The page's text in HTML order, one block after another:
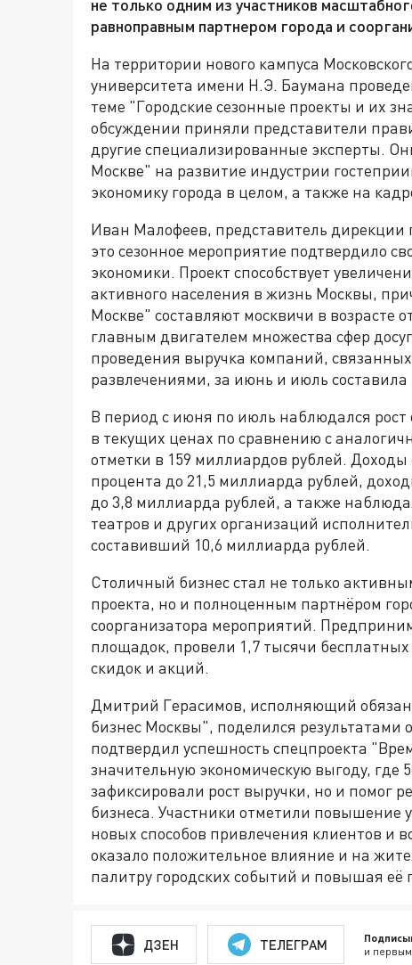
не только одним из участников
равноправным партнером города и
На территории нового кампуса
университета имени Н.Э. Баумана
теме "Городские сезонные проекты и их
обсуждении приняли представители
другие специализированные эксперты.
Москве" на развитие индустрии
экономику города в целом, а также на
Иван Малофеев, представитель дирекции
это сезонное мероприятие подтвердило
экономики. Проект способствует
активного населения в жизнь Москвы,
Москве" составляют москвичи в возрасте
главным двигателем множества сфер
проведения выручка компаний,
развлечениями, за июнь и июль
В период с июня по июль наблюдался рост
в текущих ценах по сравнению с
отметки в 159 миллиардов рублей.
процента до 21,5 миллиарда рублей,
до 3,8 миллиарда рублей, а также
театров и других организаций
составивший 10,6 миллиарда рублей.
Столичный бизнес стал не только
проекта, но и полноценным партнёром
соорганизатора мероприятий.
площадок, провели 1,7 тысячи
скидок и акций.
Дмитрий Герасимов, исполняющий
бизнес Москвы", поделился результатами
подтвердил успешность спецпроекта
значительную экономическую выгоду,
зафиксировали рост выручки, но и помог
бизнеса. Участники отметили повышение
новых способов привлечения клиентов и
оказало положительное влияние и на
палитру городских событий и повышая её
ДЗЕН ТЕЛЕГРАМ и